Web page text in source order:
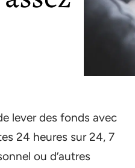
lever des fonds avec
24 heures sur 24, 7
ou d’autres